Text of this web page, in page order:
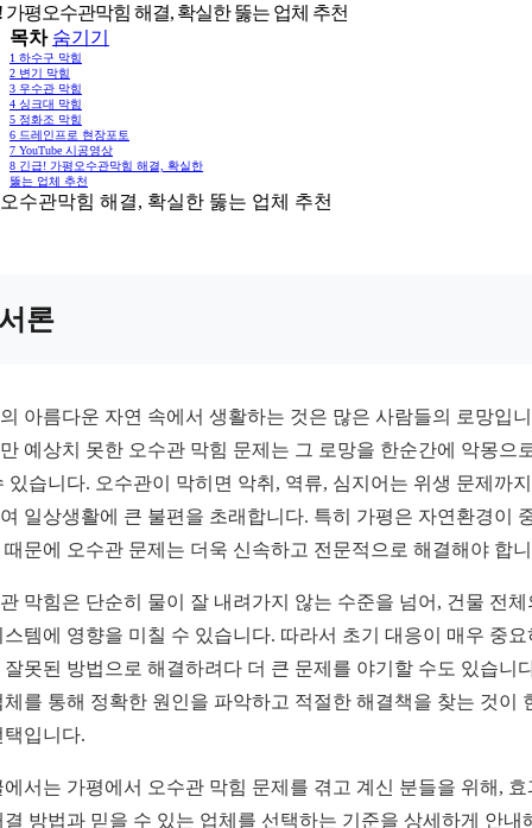
가평오수관막힘 해결, 확실한 뚫는 업체 추천
목차 숨기기
1 하수구 막힘
2 변기 막힘
3 우수관 막힘
4 싱크대 막힘
5 정화조 막힘
6 드레인프로 현장포토
7 YouTube 시공영상
8 긴급! 가평오수관막힘 해결, 확실한
뚫는 업체 추천
수관막힘 해결, 확실한 뚫는 업체 추천
론
아름다운 자연 속에서 생활하는 것은 많은 사람들의 로망입
예상치 못한 오수관 막힘 문제는 그 로망을 한순간에 악몽으
있습니다. 오수관이 막히면 악취, 역류, 심지어는 위생 문제까
일상생활에 큰 불편을 초래합니다. 특히 가평은 자연환경이
때문에 오수관 문제는 더욱 신속하고 전문적으로 해결해야 합
막힘은 단순히 물이 잘 내려가지 않는 수준을 넘어, 건물 전체
스템에 영향을 미칠 수 있습니다. 따라서 초기 대응이 매우 중요
잘못된 방법으로 해결하려다 더 큰 문제를 야기할 수도 있습니
체를 통해 정확한 원인을 파악하고 적절한 해결책을 찾는 것이
택입니다.
에서는 가평에서 오수관 막힘 문제를 겪고 계신 분들을 위해, 효
결 방법과 믿을 수 있는 업체를 선택하는 기준을 상세하게 안내